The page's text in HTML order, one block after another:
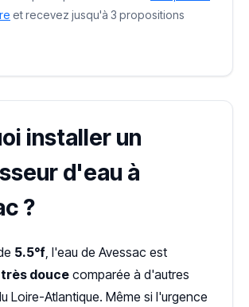
et recevez jusqu'à 3 propositions
installer un
d'eau à
?
5.5°f , l'eau de Avessac est
très douce comparée à d'autres
Loire-Atlantique. Même si l'urgence